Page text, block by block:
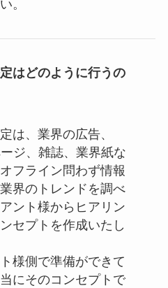
。
はどのように行うの
は、業界の広告、
ジ、雑誌、業界紙な
フライン問わず情報
界のトレンドを調べ
ント様からヒアリン
セプトを作成いたし
様側で準備ができて
にそのコンセプトで